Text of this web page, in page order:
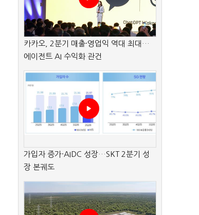
카카오, 2분기 매출·영업익 역대 최대…
에이전트 AI 수익화 관건
가입자 증가·AIDC 성장…SKT 2분기 성
장 본궤도